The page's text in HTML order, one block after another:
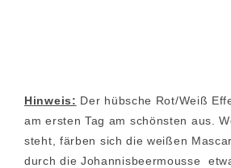
Hinweis: Der hübsche Rot/Weiß
am ersten Tag am schönsten aus.
steht, färben sich die weißen
durch die Johannisbeermousse